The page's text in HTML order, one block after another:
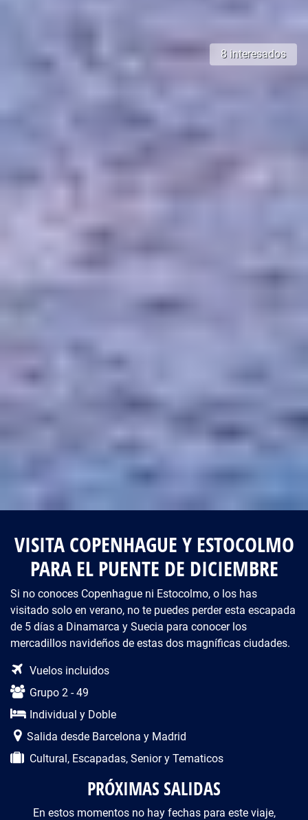
8 interesados
VISITA COPENHAGUE Y ESTOCOLMO
PARA EL PUENTE DE DICIEMBRE
Si no conoces Copenhague ni Estocolmo, o los has
visitado solo en verano, no te puedes perder esta escapada
de 5 días a Dinamarca y Suecia para conocer los
mercadillos navideños de estas dos magníficas ciudades.
Descripción del viaje
Vuelos incluidos
Grupo 2 - 49
Individual y Doble
Salida desde Barcelona y Madrid
Cultural, Escapadas, Senior y Tematicos
PRÓXIMAS SALIDAS
En estos momentos no hay fechas para este viaje,